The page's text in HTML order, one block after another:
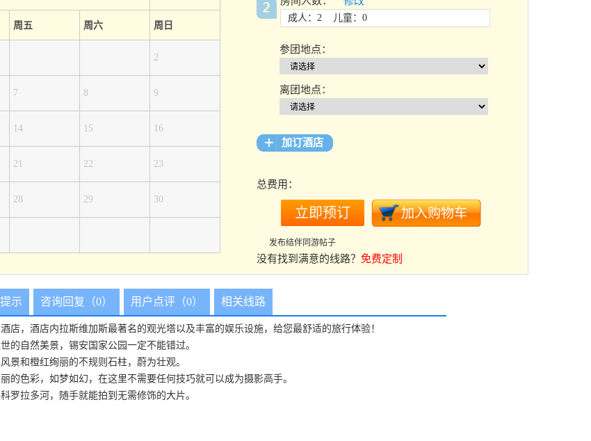
周五 周六 周日
2
7 8 9
14 15 16
21 22 23
28 29 30
成人：2 儿童：0
参团地点：
离团地点：
加订酒店
总费用：
发布结伴同游帖子
没有找到满意的线路？ 免费定制
示 咨询回复（0） 用户点评（0） 相关线路
，酒店内拉斯维加斯最著名的观光塔以及丰富的娱乐设施，给您最舒适的旅行体验！
的自然美景，锡安国家公园一定不能错过。
景和橙红绚丽的不规则石柱，蔚为壮观。
的色彩，如梦如幻，在这里不需要任何技巧就可以成为摄影高手。
罗拉多河，随手就能拍到无需修饰的大片。